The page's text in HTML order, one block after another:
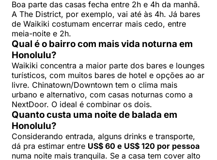
Boa parte das casas fecha entre 2h e 4h da manhã.
A The District, por exemplo, vai até às 4h. Já bares
de Waikiki costumam encerrar mais cedo, entre
meia-noite e 2h.
Qual é o bairro com mais vida noturna em
Honolulu?
Waikiki concentra a maior parte dos bares e lounges
turísticos, com muitos bares de hotel e opções ao ar
livre. Chinatown/Downtown tem o clima mais
urbano e alternativo, com casas noturnas como a
NextDoor. O ideal é combinar os dois.
Quanto custa uma noite de balada em
Honolulu?
Considerando entrada, alguns drinks e transporte,
dá pra estimar entre US$ 60 e US$ 120 por pessoa
numa noite mais tranquila. Se a casa tem cover alto